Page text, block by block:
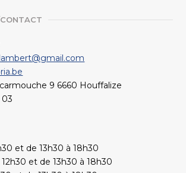
9 6660 Houffalize
et de 13h30 à 18h30
et de 13h30 à 18h30